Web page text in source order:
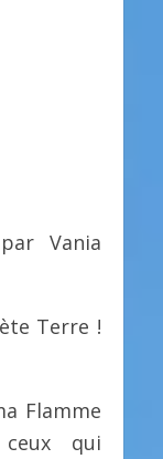
Vania
Terre !
Flamme
qui